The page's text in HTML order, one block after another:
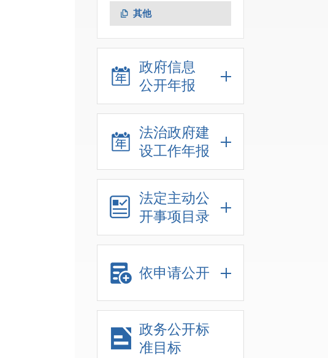
其他
政府信息
公开年报
法治政府建
设工作年报
法定主动公
开事项目录
依申请公开
政务公开标
准目标